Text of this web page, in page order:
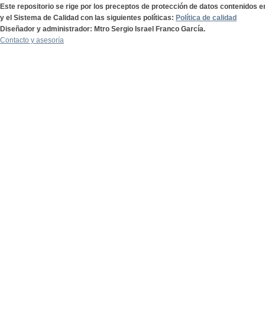
Este repositorio se rige por los preceptos de protección de datos contenidos
y el Sistema de Calidad con las siguientes políticas: Política de calidad
Diseñador y administrador: Mtro Sergio Israel Franco García.
Contacto y asesoría